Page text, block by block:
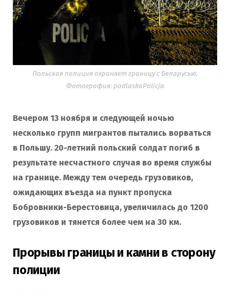
Польская полиция охраняет границу с Беларусью.
Фотография: podlaskaPolicja
Вечером 13 ноября и следующей ночью
несколько групп мигрантов пытались ворваться
в Польшу. 20-летний польский солдат погиб в
результате несчастного случая во время службы
на границе. Между тем очередь грузовиков,
ожидающих въезда на пункт пропуска
Бобровники-Берестовица, увеличилась до 1200
грузовиков и тянется более чем на 30 км.
Прорывы границы и камни в сторону
полиции